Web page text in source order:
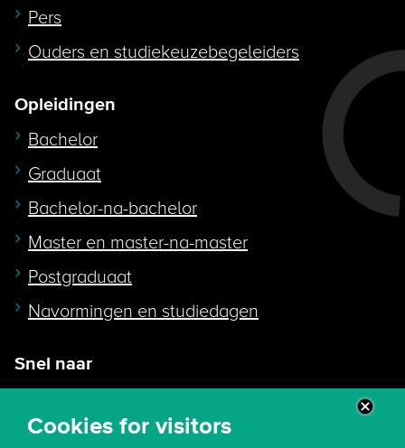
Cookies for visitors
Pers
Ouders en studiekeuzebegeleiders
Opleidingen
Bachelor
Graduaat
Bachelor-na-bachelor
Master en master-na-master
Postgraduaat
Navormingen en studiedagen
Snel naar
Webmail